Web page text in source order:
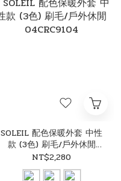
SOLEIL 配色保暖外套 中性
款 (3色) 刷毛/戶外休閒
04CRC9104
NT$2,280